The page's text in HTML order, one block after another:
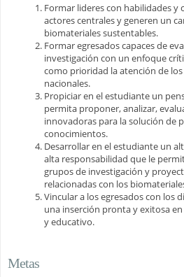
Formar lideres con habilidades y
actores centrales y generen un
biomateriales sustentables.
Formar egresados capaces de
investigación con un enfoque
como prioridad la atención de
nacionales.
Propiciar en el estudiante un
permita proponer, analizar,
innovadoras para la solución de
conocimientos.
Desarrollar en el estudiante un
alta responsabilidad que le
grupos de investigación y
relacionadas con los
Vincular a los egresados con los
una inserción pronta y exitosa
y educativo.
Metas